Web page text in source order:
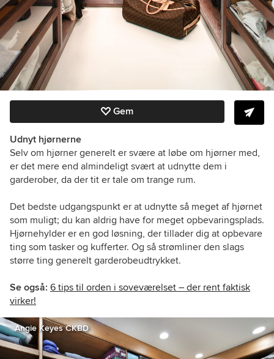
Gem
Udnyt hjørnerne
Selv om hjørner generelt er svære at løbe om hjørner med,
er det mere end almindeligt svært at udnytte dem i
garderober, da der tit er tale om trange rum.
Det bedste udgangspunkt er at udnytte så meget af hjørnet
som muligt; du kan aldrig have for meget opbevaringsplads.
Hjørnehylder er en god løsning, der tillader dig at opbevare
ting som tasker og kufferter. Og så strømliner den slags
større ting generelt garderobeudtrykket.
Se også: 6 tips til orden i soveværelset – der rent faktisk
virker!
Angie Keyes CKBD